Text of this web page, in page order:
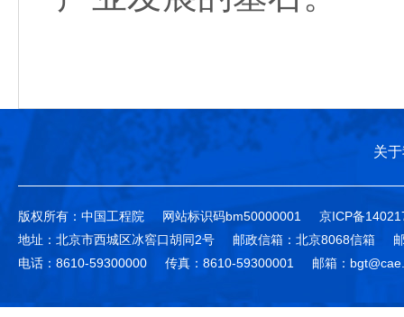
关
版权所有：中国工程院 网站标识码bm50000001
京ICP备
地址：北京市西城区冰窖口胡同2号
邮政信箱：北京8068信箱
电话：8610-59300000
传真：8610-59300001 邮箱：